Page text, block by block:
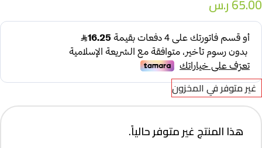
65.00ر.س
غير متوفر في المخزون
هذا المنتج غير متوفر حالياً.